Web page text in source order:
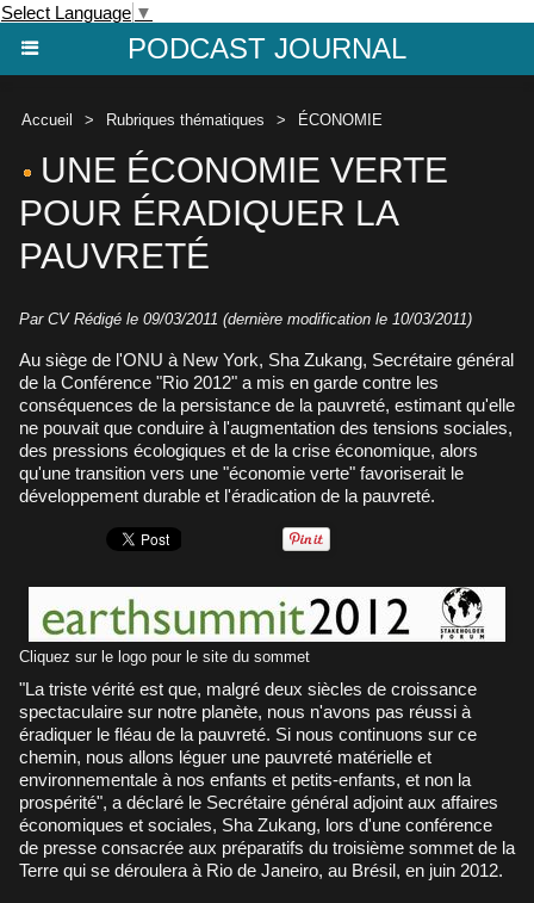
Select Language ▼
PODCAST JOURNAL
Accueil > Rubriques thématiques > ÉCONOMIE
UNE ÉCONOMIE VERTE
POUR ÉRADIQUER LA
PAUVRETÉ
Par CV Rédigé le 09/03/2011 (dernière modification le 10/03/2011)
Au siège de l'ONU à New York, Sha Zukang, Secrétaire général
de la Conférence "Rio 2012" a mis en garde contre les
conséquences de la persistance de la pauvreté, estimant qu'elle
ne pouvait que conduire à l'augmentation des tensions sociales,
des pressions écologiques et de la crise économique, alors
qu'une transition vers une "économie verte" favoriserait le
développement durable et l'éradication de la pauvreté.
Cliquez sur le logo pour le site du sommet
"La triste vérité est que, malgré deux siècles de croissance
spectaculaire sur notre planète, nous n'avons pas réussi à
éradiquer le fléau de la pauvreté. Si nous continuons sur ce
chemin, nous allons léguer une pauvreté matérielle et
environnementale à nos enfants et petits-enfants, et non la
prospérité", a déclaré le Secrétaire général adjoint aux affaires
économiques et sociales, Sha Zukang, lors d'une conférence
de presse consacrée aux préparatifs du troisième sommet de la
Terre qui se déroulera à Rio de Janeiro, au Brésil, en juin 2012.